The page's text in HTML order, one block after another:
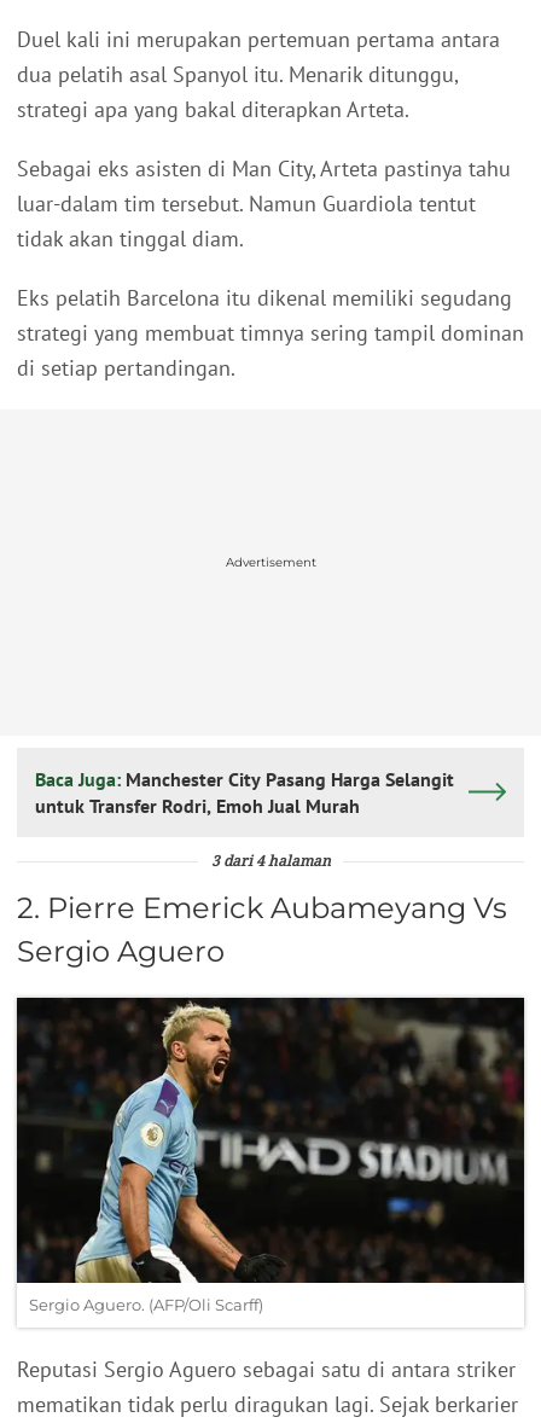
Duel kali ini merupakan pertemuan pertama antara
dua pelatih asal Spanyol itu. Menarik ditunggu,
strategi apa yang bakal diterapkan Arteta.
Sebagai eks asisten di Man City, Arteta pastinya tahu
luar-dalam tim tersebut. Namun Guardiola tentut
tidak akan tinggal diam.
Eks pelatih Barcelona itu dikenal memiliki segudang
strategi yang membuat timnya sering tampil dominan
di setiap pertandingan.
Advertisement
Baca Juga: Manchester City Pasang Harga Selangit
untuk Transfer Rodri, Emoh Jual Murah
3 dari 4 halaman
2. Pierre Emerick Aubameyang Vs
Sergio Aguero
Sergio Aguero. (AFP/Oli Scarff)
Reputasi Sergio Aguero sebagai satu di antara striker
mematikan tidak perlu diragukan lagi. Sejak berkarier